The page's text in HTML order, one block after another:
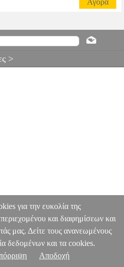
Αγορά
>
για την ευκολία της
και διαφημίσεων και
μας. Δείτε τους ανανεωμένους
δεδομένων και τα cookies.
Αποδοχή